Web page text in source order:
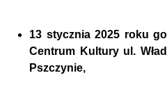
13 stycznia 2025 roku
Centrum Kultury ul.
Pszczynie,